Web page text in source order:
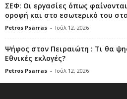
ΣΕΦ: Οι εργασίες όπως
οροφή και στο εσωτερικό του
Petros Psarras - Ιούλ 12, 2026
Ψήφος στον Πειραιώτη : Τι θα
Εθνικές εκλογές?
Petros Psarras - Ιούλ 12, 2026